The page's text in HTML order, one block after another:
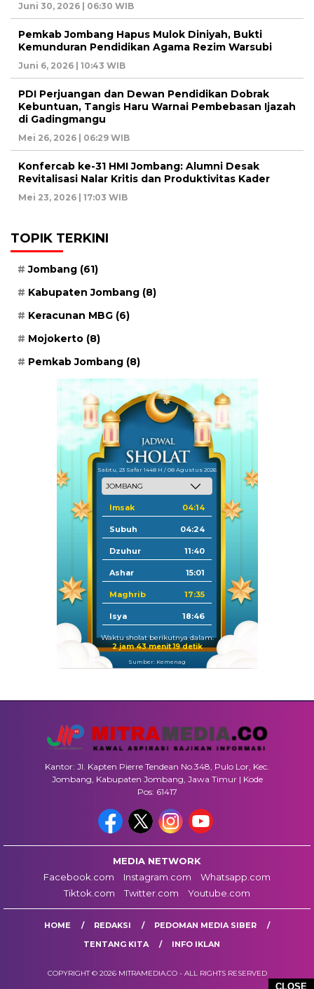
CLOSE
Juni 30, 2026 | 06:30 WIB
Pemkab Jombang Hapus Mulok Diniyah, Bukti
Kemunduran Pendidikan Agama Rezim Warsubi
Juni 6, 2026 | 10:43 WIB
PDI Perjuangan dan Dewan Pendidikan Dobrak
Kebuntuan, Tangis Haru Warnai Pembebasan Ijazah
di Gadingmangu
Mei 26, 2026 | 06:29 WIB
Konfercab ke-31 HMI Jombang: Alumni Desak
Revitalisasi Nalar Kritis dan Produktivitas Kader
Mei 23, 2026 | 17:03 WIB
TOPIK TERKINI
Jombang (61)
Kabupaten Jombang (8)
Keracunan MBG (6)
Mojokerto (8)
Pemkab Jombang (8)
Sabtu, 23 Safar 1448 H / 08 Agustus 2026
Imsak 04:14
Subuh 04:24
Dzuhur 11:40
Ashar 15:01
Maghrib 17:35
Isya 18:46
Waktu sholat berikutnya dalam:
2 jam 43 menit 18 detik
Sumber: Kemenag
Kantor: Jl. Kapten Pierre Tendean No.348, Pulo Lor, Kec.
Jombang, Kabupaten Jombang, Jawa Timur | Kode
Pos: 61417
MEDIA NETWORK
Facebook.com
Instagram.com
Whatsapp.com
Tiktok.com
Twitter.com Youtube.com
HOME REDAKSI
PEDOMAN MEDIA SIBER
TENTANG KITA
INFO IKLAN
COPYRIGHT © 2026 MITRAMEDIA.CO - ALL RIGHTS RESERVED